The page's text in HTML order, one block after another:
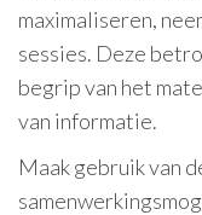
maximaliseren,
sessies. Deze
begrip van het
van informatie.
Maak gebruik van